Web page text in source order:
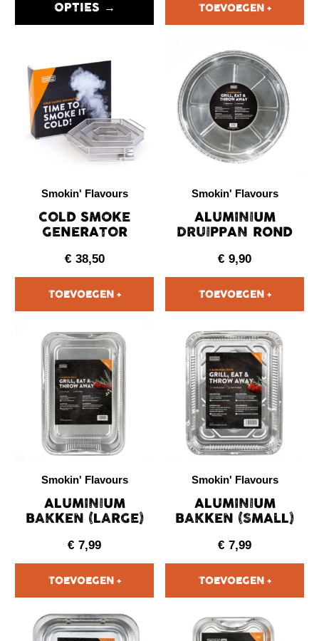
OPTIES →
Smokin' Flavours
COLD SMOKE
GENERATOR
€ 38,50
Smokin' Flavours
ALUMINIUM
DRUIPPAN ROND
€ 9,90
Smokin' Flavours
ALUMINIUM
BAKKEN (LARGE)
€ 7,99
Smokin' Flavours
ALUMINIUM
BAKKEN (SMALL)
€ 7,99